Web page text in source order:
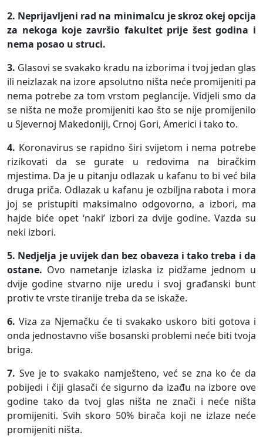
2. Neprijavljeni rad na minimalcu je skroz okej opcija
za nekoga koje završio fakultet prije šest godina i
nema posao u struci.
3. Glasovi se svakako kradu na izborima i tvoj jedan glas
ili neizlazak na izore apsolutno ništa neće promijeniti pa
nema potrebe za tom vrstom peglancije. Vidjeli smo da
se ništa ne može promijeniti kao što se nije promijenilo
u Sjevernoj Makedoniji, Crnoj Gori, Americi i tako to.
4. Koronavirus se rapidno širi svijetom i nema potrebe
rizikovati da se gurate u redovima na biračkim
mjestima. Da je u pitanju odlazak u kafanu to bi već bila
druga priča. Odlazak u kafanu je ozbiljna rabota i mora
joj se pristupiti maksimalno odgovorno, a izbori, ma
hajde biće opet ‘naki’ izbori za dvije godine. Vazda su
neki izbori.
5. Nedjelja je uvijek dan bez obaveza i tako treba i da
ostane. Ovo nametanje izlaska iz pidžame jednom u
dvije godine stvarno nije uredu i svoj građanski bunt
protiv te vrste tiranije treba da se iskaže.
6. Viza za Njemačku će ti svakako uskoro biti gotova i
onda jednostavno više bosanski problemi neće biti tvoja
briga.
7. Sve je to svakako namješteno, već se zna ko će da
pobijedi i čiji glasači će sigurno da izađu na izbore ove
godine tako da tvoj glas ništa ne znači i neće ništa
promijeniti. Svih skoro 50% birača koji ne izlaze neće
promijeniti ništa.